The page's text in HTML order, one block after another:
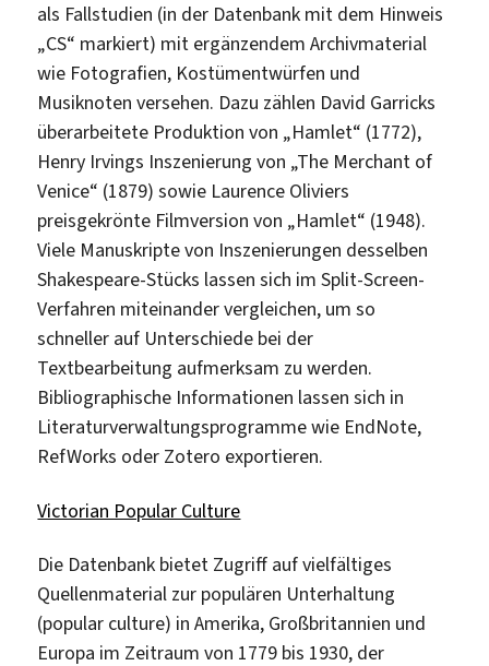
als Fallstudien (in der Datenbank mit dem Hinweis
„CS“ markiert) mit ergänzendem Archivmaterial
wie Fotografien, Kostümentwürfen und
Musiknoten versehen. Dazu zählen David Garricks
überarbeitete Produktion von „Hamlet“ (1772),
Henry Irvings Inszenierung von „The Merchant of
Venice“ (1879) sowie Laurence Oliviers
preisgekrönte Filmversion von „Hamlet“ (1948).
Viele Manuskripte von Inszenierungen desselben
Shakespeare-Stücks lassen sich im Split-Screen-
Verfahren miteinander vergleichen, um so
schneller auf Unterschiede bei der
Textbearbeitung aufmerksam zu werden.
Bibliographische Informationen lassen sich in
Literaturverwaltungsprogramme wie EndNote,
RefWorks oder Zotero exportieren.
Victorian Popular Culture
Die Datenbank bietet Zugriff auf vielfältiges
Quellenmaterial zur populären Unterhaltung
(popular culture) in Amerika, Großbritannien und
Europa im Zeitraum von 1779 bis 1930, der